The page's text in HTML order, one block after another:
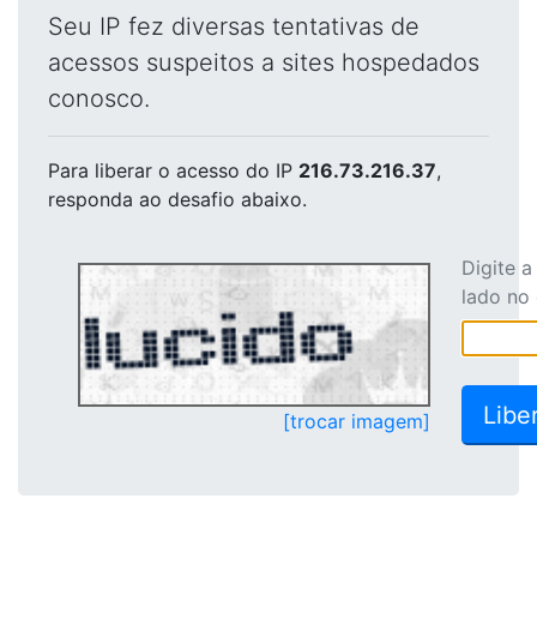
Seu IP fez diversas tentativas de
acessos suspeitos a sites hospedados
conosco.
Para liberar o acesso do IP 216.73.216.37,
responda ao desafio abaixo.
[trocar imagem]
Digite
lado no